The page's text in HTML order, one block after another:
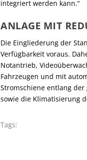
integriert werden kann.“
ANLAGE MIT
Die Eingliederung der
Verfügbarkeit voraus.
Notantrieb,
Fahrzeugen und mit
Stromschiene entlang
sowie die Klimatisierung
Tags: